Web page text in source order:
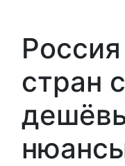
стран